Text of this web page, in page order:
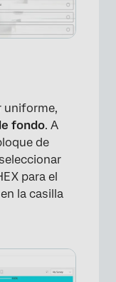
uniforme,
fondo. A
de
para el
la casilla